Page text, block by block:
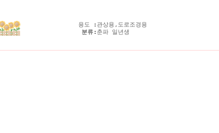
용도
:
분류:
관상용,도로조경용
춘파 일년생